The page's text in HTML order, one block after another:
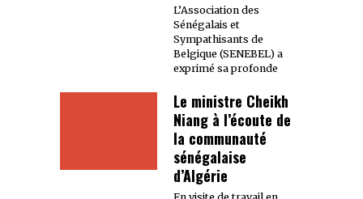
L’Association des
Sénégalais et
Sympathisants de
Belgique (SENEBEL) a
exprimé sa profonde
Le ministre Cheikh
Niang à l’écoute de
la communauté
sénégalaise
d’Algérie